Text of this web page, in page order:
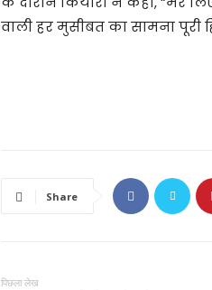
वाली हर मुसीबत का सामना पूरी
Share
पिछला लेख